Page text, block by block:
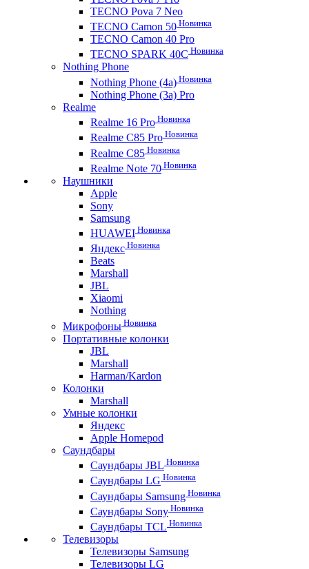
TECNO Pova 7 Neo
TECNO Camon 50 Новинка
TECNO Camon 40 Pro
TECNO SPARK 40C Новинка
Nothing Phone
Nothing Phone (4a) Новинка
Nothing Phone (3a) Pro
Realme
Realme 16 Pro Новинка
Realme C85 Pro Новинка
Realme C85 Новинка
Realme Note 70 Новинка
Наушники
Apple
Sony
Samsung
HUAWEI Новинка
Яндекс Новинка
Beats
Marshall
JBL
Xiaomi
Nothing
Микрофоны Новинка
Портативные колонки
JBL
Marshall
Harman/Kardon
Колонки
Marshall
Умные колонки
Яндекс
Apple Homepod
Саундбары
Саундбары JBL Новинка
Саундбары LG Новинка
Саундбары Samsung Новинка
Саундбары Sony Новинка
Саундбары TCL Новинка
Телевизоры
Телевизоры Samsung
Телевизоры LG